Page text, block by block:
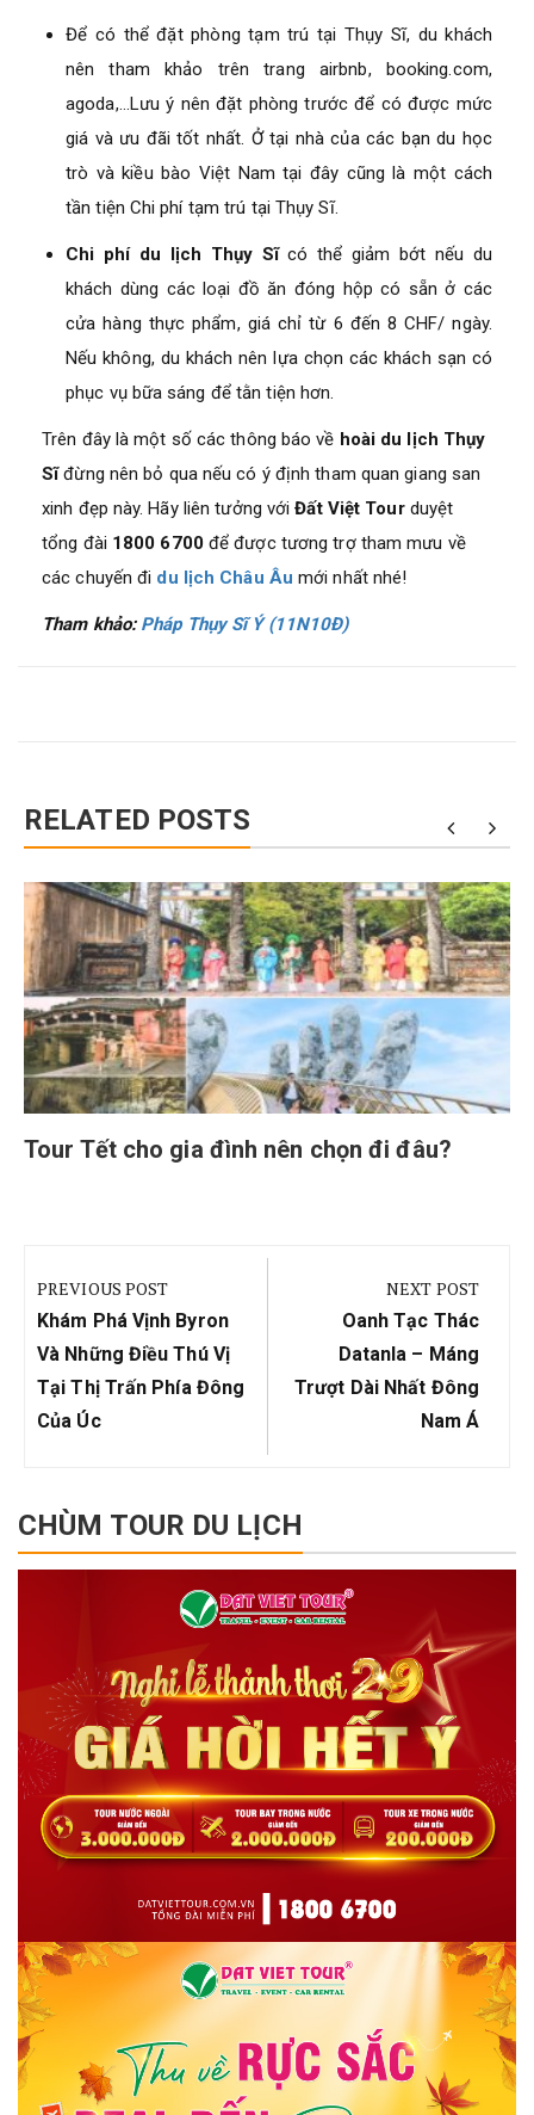
Để có thể đặt phòng tạm trú tại Thụy Sĩ, du khách
nên tham khảo trên trang airbnb, booking.com,
agoda,…Lưu ý nên đặt phòng trước để có được mức
giá và ưu đãi tốt nhất. Ở tại nhà của các bạn du học
trò và kiều bào Việt Nam tại đây cũng là một cách
tần tiện Chi phí tạm trú tại Thụy Sĩ.
Chi phí du lịch Thụy Sĩ có thể giảm bớt nếu du
khách dùng các loại đồ ăn đóng hộp có sẵn ở các
cửa hàng thực phẩm, giá chỉ từ 6 đến 8 CHF/ ngày.
Nếu không, du khách nên lựa chọn các khách sạn có
phục vụ bữa sáng để tằn tiện hơn.
Trên đây là một số các thông báo về hoài du lịch Thụy
Sĩ đừng nên bỏ qua nếu có ý định tham quan giang san
xinh đẹp này. Hãy liên tưởng với Đất Việt Tour duyệt
tổng đài 1800 6700 để được tương trợ tham mưu về
các chuyến đi du lịch Châu Âu mới nhất nhé!
Tham khảo: Pháp Thụy Sĩ Ý (11N10Đ)
RELATED POSTS
Tour Tết cho gia đình nên chọn đi đâu?
hướng
bài
viết
PREVIOUS POST
Previous
Post:
Khám Phá Vịnh Byron
Và Những Điều Thú Vị
Tại Thị Trấn Phía Đông
Của Úc
NEXT POST
Next
Post:
Oanh Tạc Thác
Datanla – Máng
Trượt Dài Nhất Đông
Nam Á
CHÙM TOUR DU LỊCH